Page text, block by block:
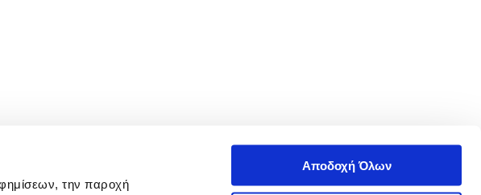
την παροχή
Αποδοχή Όλων